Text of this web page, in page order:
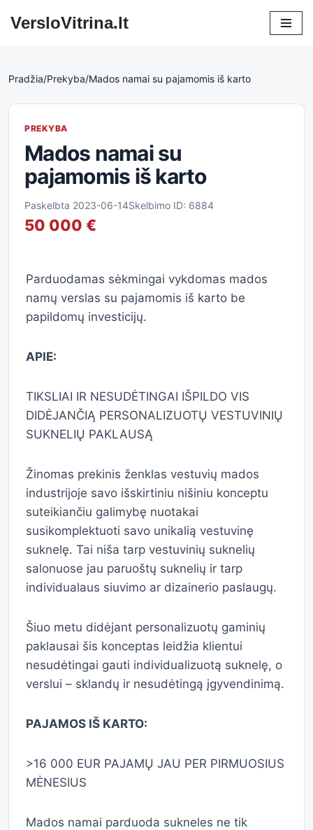
VersloVitrina.lt
Pradžia/Prekyba/Mados namai su pajamomis iš karto
PREKYBA
Mados namai su
pajamomis iš karto
Paskelbta 2023-06-14Skelbimo ID: 6884
50 000 €
Parduodamas sėkmingai vykdomas mados
namų verslas su pajamomis iš karto be
papildomų investicijų.
APIE:
TIKSLIAI IR NESUDĖTINGAI IŠPILDO VIS
DIDĖJANČIĄ PERSONALIZUOTŲ VESTUVINIŲ
SUKNELIŲ PAKLAUSĄ
Žinomas prekinis ženklas vestuvių mados
industrijoje savo išskirtiniu nišiniu konceptu
suteikiančiu galimybę nuotakai
susikomplektuoti savo unikalią vestuvinę
suknelę. Tai niša tarp vestuvinių suknelių
salonuose jau paruoštų suknelių ir tarp
individualaus siuvimo ar dizainerio paslaugų.
Šiuo metu didėjant personalizuotų gaminių
paklausai šis konceptas leidžia klientui
nesudėtingai gauti individualizuotą suknelę, o
verslui – sklandų ir nesudėtingą įgyvendinimą.
PAJAMOS IŠ KARTO:
>16 000 EUR PAJAMŲ JAU PER PIRMUOSIUS
MĖNESIUS
Mados namai parduoda sukneles ne tik